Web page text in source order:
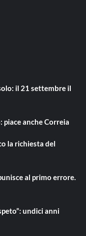
il 21 settembre il
piace anche Correia
la richiesta del
al primo errore.
undici anni